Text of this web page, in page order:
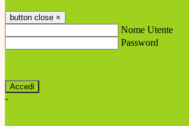
button close ×
Nome Utente
Password
-